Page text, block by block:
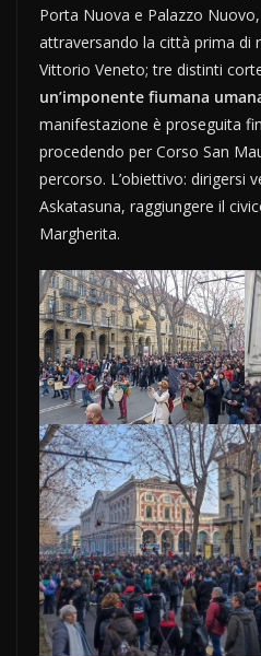
Porta Nuova e Palazzo
attraversando la città prima di
Vittorio Veneto; tre distinti
un’imponente fiumana
manifestazione è proseguita
procedendo per Corso San
percorso. L’obiettivo: dirigersi
Askatasuna, raggiungere il
Margherita.